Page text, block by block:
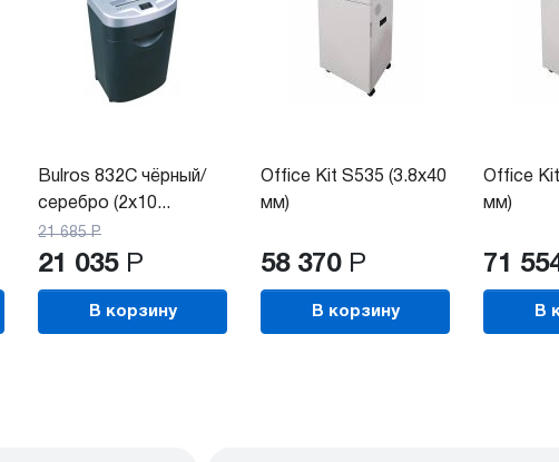
Bulros 832C чёрный/
серебро (2x10...
21 685 Р
21 035 Р
В корзину
Office Kit S535 (3.8x40
мм)
58 370 Р
В корзину
Office
мм)
71
В